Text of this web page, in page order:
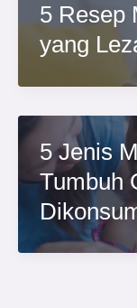
5 Resep
yang
5 Jenis
Tumbuh